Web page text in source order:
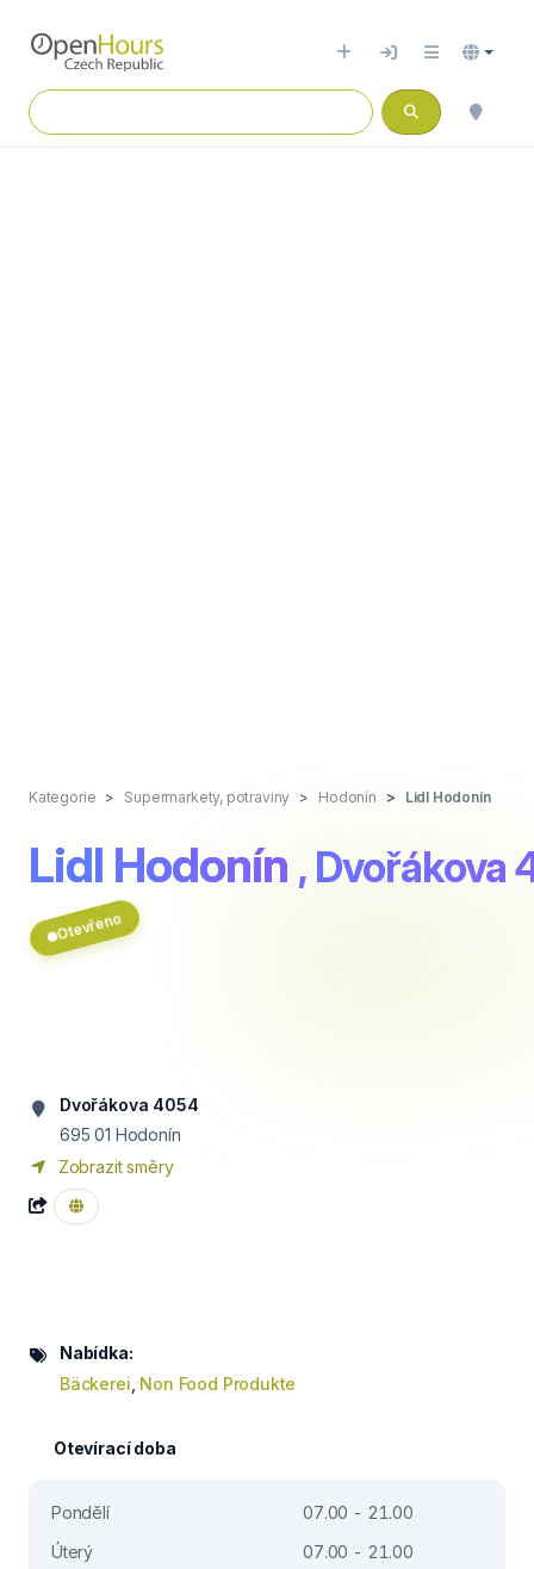
Kategorie Supermarkety, potraviny Hodonín Lidl Hodonín
Lidl Hodonín , Dvořákova
Otevřeno
Dvořákova 4054
695 01 Hodonín
Zobrazit směry
Nabídka:
Bäckerei Non Food Produkte
Otevírací doba
Pondělí
07.00 - 21.00
Úterý
07.00 - 21.00